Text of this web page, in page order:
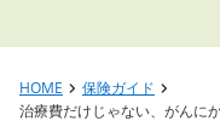
HOME
保険ガイド
治療費だけじゃない、がんに